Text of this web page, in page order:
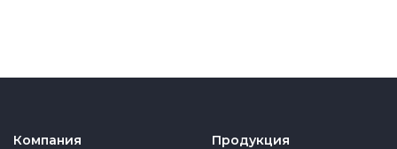
Компания Продукция